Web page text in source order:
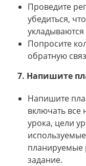
Проведите
убедиться,
Попросите
обратную
7. Напишите
Напишите
включать
урока, цели
планируемые
задание.